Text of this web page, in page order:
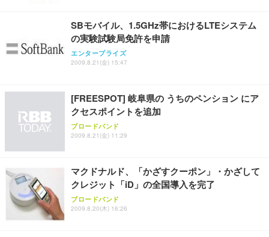
ッシュ 通気性 ランバーサポート付き 腰サポート ガ
ス圧無段階昇降 360度回転 キャスター付き コンパク
ト 幅52×奥行58.5×高さ84～96cm テレワーク 在宅
勤務 ブラック
￥4,139
HOOTER Gaming Monitor 24” Essential ゲーミン
グモニター QD 24.5インチ 1ms FHD 量子ドット 残
像低減 (3年保証 | 輝点保証 | 日本メーカー)
￥34,980
ュラー 200枚入【Amazon.co.jp限定】
￥3,731
SBモバイル、1.5GHz帯におけるLTEシステム
の実験試験局免許を申請
エンタープライズ
2009.8.21(金) 15:47
[FREESPOT] 岐阜県の うちのペンション にア
クセスポイントを追加
ブロードバンド
2009.8.21(金) 11:29
マクドナルド、「かざすクーポン」・かざして
クレジット「iD」の全国導入を完了
ブロードバンド
2009.8.20(木) 16:26